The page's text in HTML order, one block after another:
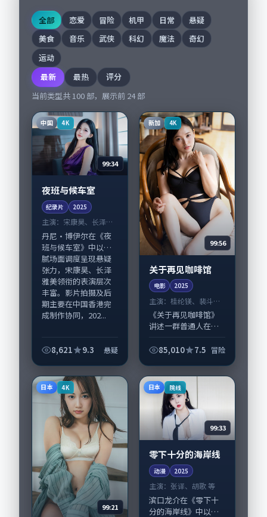
全部 恋爱 冒险 机甲 日常
悬疑
美食
音乐 武侠 科幻 魔法
奇幻
运动
最新
最热
评分
当前类型共100 部，展示前 24部
中国 4K
99:34
夜班与候车室
纪录片 2025
主演： 宋康昊、长泽雅
美 等
丹尼·博伊尔在《夜
班与候车室》中以细
腻场面调度呈现悬疑
张力，宋康昊、长泽
雅美领衔的表演层次
丰富。影片拍摄及后
期主要在中国香港完
成制作协同，202...
8,621 9.3 悬疑
新加 4K
99:56
关于再见咖啡馆
电影 2025
主演：桂纶镁、裴斗娜
等
《关于再见咖啡馆》
讲述一群普通人在偶
生轨迹的故事，冒险
曾国祥擅长留白叙
事，桂纶镁、裴斗娜
的...
85,010 7.5 冒险
日本 4K
99:21
日本 院线
99:33
零下十分的海岸线
动漫 2025
主演： 张译、胡歌 等
滨口龙介在《零下十
分的海岸线》中以细